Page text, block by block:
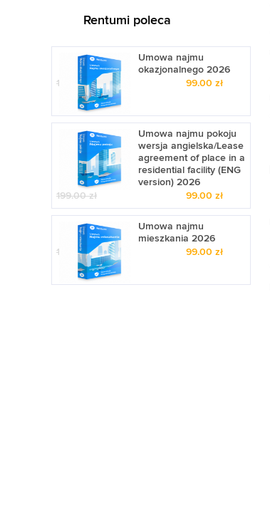
Rentumi poleca
Umowa najmu
okazjonalnego 2026
199.00zł
Pierwotna
199.00 zł.
99.00 zł
Umowa najmu pokoju
wersja angielska/Lease
agreement of place in a
residential facility (ENG
version) 2026
199.00zł
Pierwotna
cena
wynosiła:
199.00 zł.
99.00 zł
Umowa najmu
mieszkania 2026
199.00zł
Pierwotna
99.00 zł